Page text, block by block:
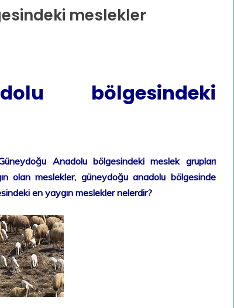
meslekler
bölgesindeki
Anadolu bölgesindeki meslek grupları
olan meslekler, güneydoğu anadolu bölgesinde
en yaygın meslekler nelerdir?